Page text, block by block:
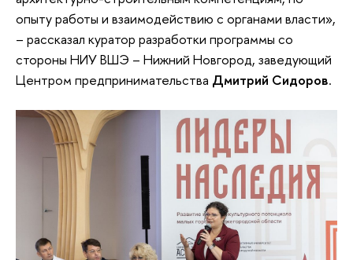
опыту работы и взаимодействию с органами власти»,
– рассказал куратор разработки программы со
стороны НИУ ВШЭ – Нижний Новгород, заведующий
Центром предпринимательства Дмитрий Сидоров.